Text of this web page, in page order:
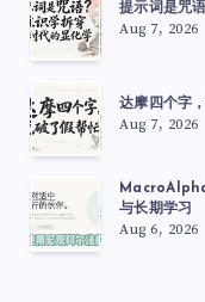
提示词是咒
Aug 7, 2026
达摩四个字
Aug 7, 2026
MacroAlpha
与长期学习
Aug 6, 2026